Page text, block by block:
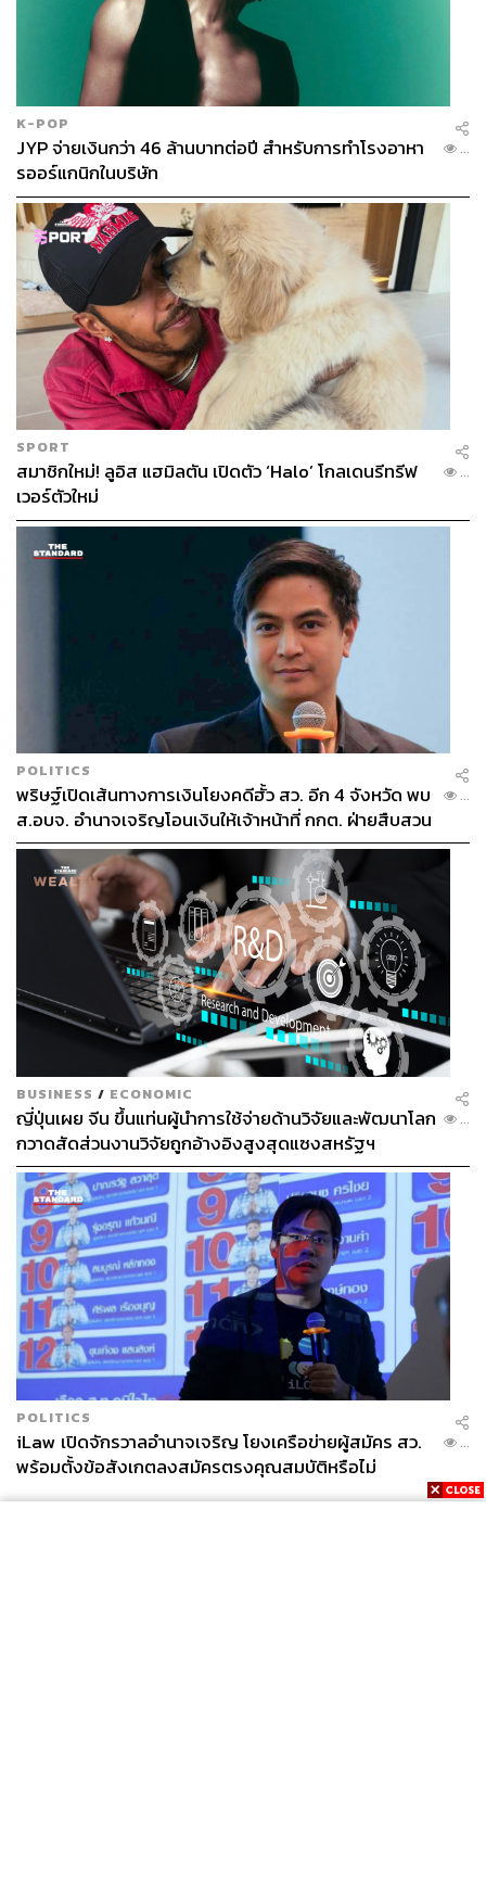
K-POP
JYP จ่ายเงินกว่า 46 ล้านบาทต่อปี สำหรับการทำโรงอาหา
รออร์แกนิกในบริษัท
...
SPORT
สมาชิกใหม่! ลูอิส แฮมิลตัน เปิดตัว ‘Halo’ โกลเดนรีทรีฟ
เวอร์ตัวใหม่
...
POLITICS
พริษฐ์เปิดเส้นทางการเงินโยงคดีฮั้ว สว. อีก 4 จังหวัด พบ
ส.อบจ. อำนาจเจริญโอนเงินให้เจ้าหน้าที่ กกต. ฝ่ายสืบสวน
...
BUSINESS / ECONOMIC
ญี่ปุ่นเผย จีน ขึ้นแท่นผู้นำการใช้จ่ายด้านวิจัยและพัฒนาโลก
กวาดสัดส่วนงานวิจัยถูกอ้างอิงสูงสุดแซงสหรัฐฯ
...
POLITICS
iLaw เปิดจักรวาลอำนาจเจริญ โยงเครือข่ายผู้สมัคร สว.
พร้อมตั้งข้อสังเกตลงสมัครตรงคุณสมบัติหรือไม่
...